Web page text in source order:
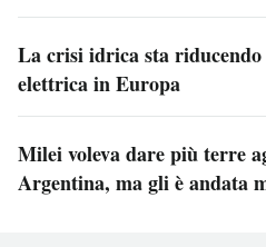
La crisi idrica sta
elettrica in Europa
Milei voleva dare più terre
Argentina, ma gli è andata